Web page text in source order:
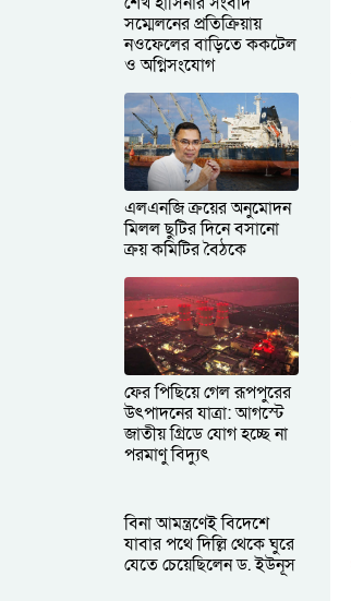
সম্মেলনের প্রতিক্রিয়ায়
নওফেলের বাড়িতে ককটেল
ও অগ্নিসংযোগ
এলএনজি ক্রয়ের অনুমোদন
মিলল ছুটির দিনে বসানো
ক্রয় কমিটির বৈঠকে
ফের পিছিয়ে গেল রূপপুরের
উৎপাদনের যাত্রা: আগস্টে
জাতীয় গ্রিডে যোগ হচ্ছে না
পরমাণু বিদ্যুৎ
বিনা আমন্ত্রণেই বিদেশে
যাবার পথে দিল্লি থেকে ঘুরে
যেতে চেয়েছিলেন ড. ইউনূস